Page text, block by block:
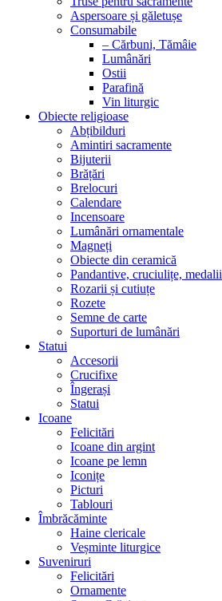
Aspersoare și găletușe
Consumabile
– Cărbuni, Tămâie
Lumânări
Ostii
Parafină
Vin liturgic
Obiecte religioase
Abțibilduri
Amintiri sacramente
Bijuterii
Brățări
Brelocuri
Calendare
Incensoare
Lumânări ornamentale
Magneți
Obiecte din ceramică
Pandantive, cruciulițe, medalii
Rozarii și cutiuțe
Rozete
Semne de carte
Suporturi de lumânări
Statui
Accesorii
Crucifixe
Îngerași
Statui
Icoane
Felicitări
Icoane din argint
Icoane pe lemn
Iconițe
Picturi
Tablouri
Îmbrăcăminte
Haine clericale
Veșminte liturgice
Suveniruri
Felicitări
Ornamente